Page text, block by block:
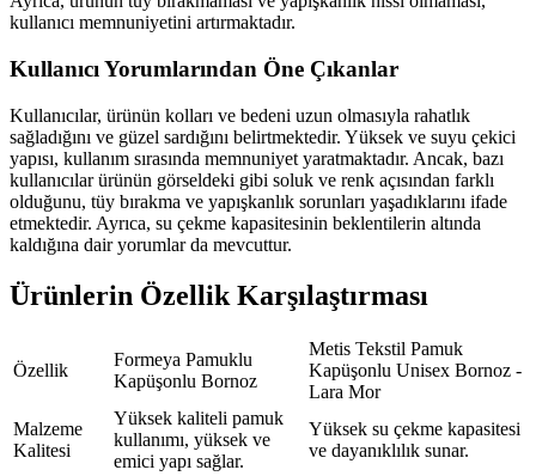
kullanıcı memnuniyetini artırmaktadır.
Kullanıcı Yorumlarından Öne Çıkanlar
Kullanıcılar, ürünün kolları ve bedeni uzun olmasıyla rahatlık
sağladığını ve güzel sardığını belirtmektedir. Yüksek ve suyu çekici
yapısı, kullanım sırasında memnuniyet yaratmaktadır. Ancak, bazı
kullanıcılar ürünün görseldeki gibi soluk ve renk açısından farklı
olduğunu, tüy bırakma ve yapışkanlık sorunları yaşadıklarını ifade
etmektedir. Ayrıca, su çekme kapasitesinin beklentilerin altında
kaldığına dair yorumlar da mevcuttur.
Ürünlerin Özellik Karşılaştırması
Özellik
Formeya Pamuklu
Kapüşonlu Bornoz
Metis Tekstil Pamuk
Kapüşonlu Unisex Bornoz -
Lara Mor
Malzeme
Kalitesi
Yüksek kaliteli pamuk
kullanımı, yüksek ve
emici yapı sağlar.
Yüksek su çekme kapasitesi
ve dayanıklılık sunar.